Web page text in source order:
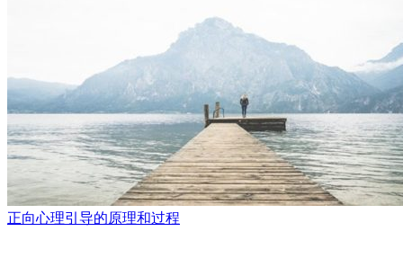
正向心理引导的原理和过程